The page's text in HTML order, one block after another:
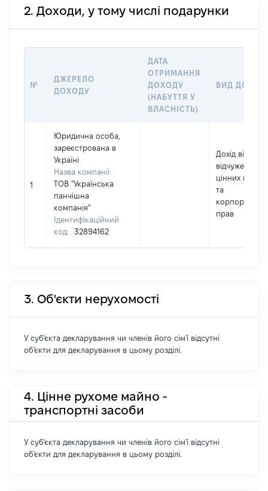
2. Доходи, у тому числі подарунки
№
ДЖЕРЕЛО
ДОХОДУ
ДАТА
ОТРИМАННЯ
ДОХОДУ
(НАБУТТЯ У
ВЛАСНІСТЬ)
ВИД
1
Юридична особа,
зареєстрована в
Україні
Назва компанії:
ТОВ "Українська
панчішна
компанія"
Ідентифікаційний
код:
32894162
Дохід від
відчуження
цінних
та
прав
3. Об'єкти нерухомості
У суб'єкта декларування чи членів його сім'ї відсутні
об'єкти для декларування в цьому розділі.
4. Цінне рухоме майно -
транспортні засоби
У суб'єкта декларування чи членів його сім'ї відсутні
об'єкти для декларування в цьому розділі.